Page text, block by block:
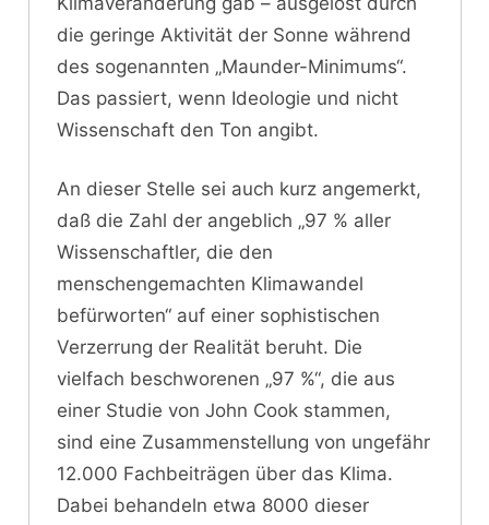
die geringe Aktivität der Sonne während
des sogenannten „Maunder-Minimums“.
Das passiert, wenn Ideologie und nicht
Wissenschaft den Ton angibt.
An dieser Stelle sei auch kurz angemerkt,
daß die Zahl der angeblich „97 % aller
Wissenschaftler, die den
menschengemachten Klimawandel
befürworten“ auf einer sophistischen
Verzerrung der Realität beruht. Die
vielfach beschworenen „97 %“, die aus
einer Studie von John Cook stammen,
sind eine Zusammenstellung von ungefähr
12.000 Fachbeiträgen über das Klima.
Dabei behandeln etwa 8000 dieser